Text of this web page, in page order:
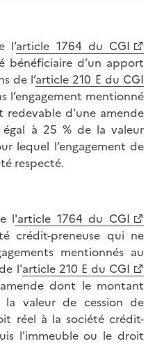
l’article 1764 du CGI
bénéficiaire d’un apport
de l’article 210 E du CGI
l’engagement mentionné
d’une amende
à 25 % de la valeur
lequel l’engagement de
respecté.
l'article 1764 du CGI
crédit-preneuse qui ne
mentionnés au
l'article 210 E du CGI
dont le montant
valeur de cession de
réel à la société crédit-
l'immeuble ou le droit